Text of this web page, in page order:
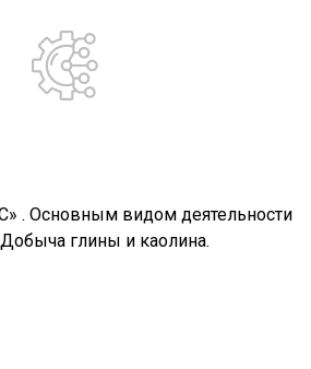
. Основным видом деятельности
глины и каолина.